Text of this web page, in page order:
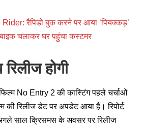
रैपिडो बुक करने पर आया ‘पियक्कड़’
चलाकर घर पहुंचा कस्टमर
होगी
फिल्म No Entry 2 की कास्टिंग पहले चर्चाओं
रिलीज डेट पर अपडेट आया है। रिपोर्ट
साल क्रिसमस के अवसर पर रिलीज